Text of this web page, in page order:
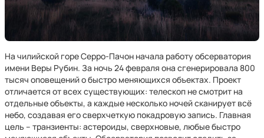
На чилийской горе Серро-Пачон начала работу обсерватория
имени Веры Рубин. За ночь 24 февраля она сгенерировала 800
тысяч оповещений о быстро меняющихся объектах. Проект
отличается от всех существующих: телескоп не смотрит на
отдельные объекты, а каждые несколько ночей сканирует всё
небо, создавая его сверхчеткую покадровую запись. Главная
цель – транзиенты: астероиды, сверхновые, любые быстро